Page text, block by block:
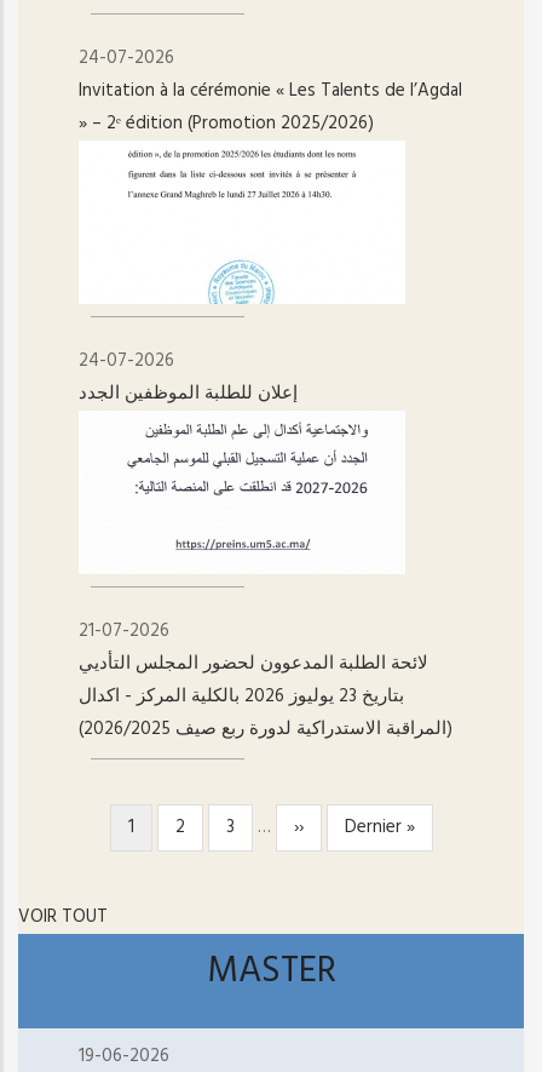
24-07-2026
Invitation à la cérémonie « Les Talents de l’Agdal
» – 2ᵉ édition (Promotion 2025/2026)
24-07-2026
إعلان للطلبة الموظفين الجدد
21-07-2026
لائحة الطلبة المدعوون لحضور المجلس التأديي
بتاريخ 23 يوليوز 2026 بالكلية المركز - اکدال
(المراقبة الاستدراكية لدورة ربع صيف 2026/2025)
PAGINATIONPage
courante
1 Page
2 Page
3 …
Page
suivante
››
Dernière
page
Dernier »
VOIR TOUT
MASTER
19-06-2026